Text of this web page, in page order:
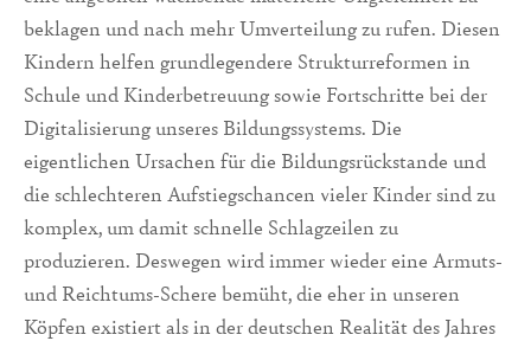
beklagen und nach mehr Umverteilung zu rufen. Diesen
Kindern helfen grundlegendere Strukturreformen in
Schule und Kinderbetreuung sowie Fortschritte bei der
Digitalisierung unseres Bildungssystems. Die
eigentlichen Ursachen für die Bildungsrückstande und
die schlechteren Aufstiegschancen vieler Kinder sind zu
komplex, um damit schnelle Schlagzeilen zu
produzieren. Deswegen wird immer wieder eine Armuts-
und Reichtums-Schere bemüht, die eher in unseren
Köpfen existiert als in der deutschen Realität des Jahres